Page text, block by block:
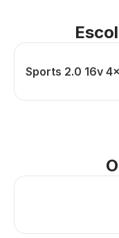
Sports 2.0 16v